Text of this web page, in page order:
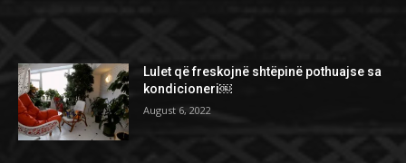
Lulet që freskojnë shtëpinë pothuajse sa
kondicioneri￼
August 6, 2022